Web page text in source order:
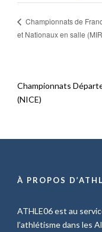
Championnats de
et Nationaux en salle
Championnats
(NICE)
À PROPOS
ATHLE06 est au
l’athlétisme dans les